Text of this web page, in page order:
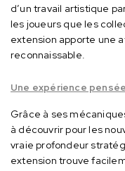
d’un travail artistique
les joueurs que les
extension apporte une
reconnaissable.
Une expérience
Grâce à ses
à découvrir pour les
vraie profondeur
extension trouve